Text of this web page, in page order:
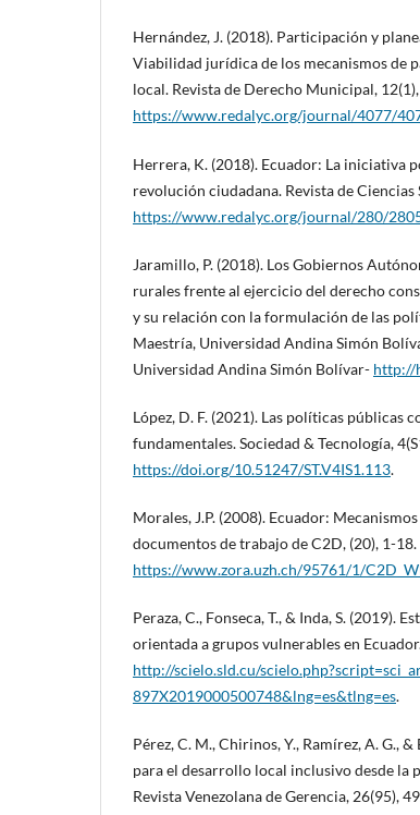
Hernández, J. (2018). Participación y
Viabilidad jurídica de los mecanismos de
local. Revista de Derecho Municipal,
https://www.redalyc.org/journal/4077/
Herrera, K. (2018). Ecuador: La iniciativa
revolución ciudadana. Revista de Ciencias
https://www.redalyc.org/journal/280/
Jaramillo, P. (2018). Los Gobiernos
rurales frente al ejercicio del derecho
y su relación con la formulación de las
Maestría, Universidad Andina Simón
Universidad Andina Simón Bolívar- http://
López, D. F. (2021). Las políticas públicas
fundamentales. Sociedad & Tecnología,
https://doi.org/10.51247/ST.V4IS1.113.
Morales, J.P. (2008). Ecuador:
documentos de trabajo de C2D, (20), 1-18.
https://www.zora.uzh.ch/95761/1/
Peraza, C., Fonseca, T., & Inda, S. (2019).
orientada a grupos vulnerables en
http://scielo.sld.cu/
897X2019000500748&lng=es&tlng=es.
Pérez, C. M., Chirinos, Y., Ramírez, A. G.,
para el desarrollo local inclusivo desde la
Revista Venezolana de Gerencia, 26(95),